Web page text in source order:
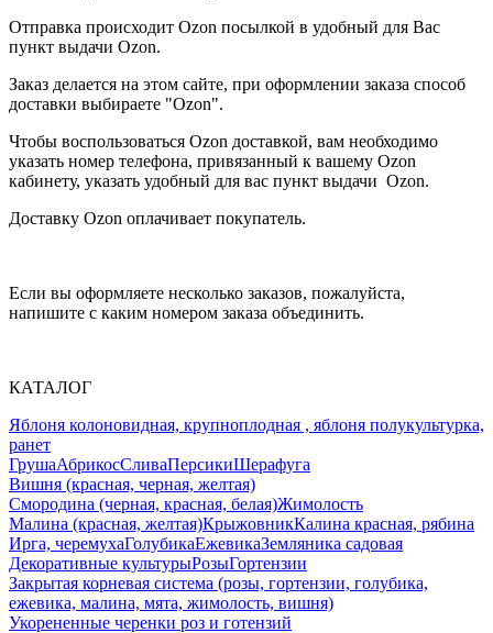
Отправка происходит Ozon посылкой в удобный для Вас
пункт выдачи Ozon.
Заказ делается на этом сайте, при оформлении заказа способ
доставки выбираете "Ozon".
Чтобы воспользоваться Ozon доставкой, вам необходимо
указать номер телефона, привязанный к вашему Ozon
кабинету, указать удобный для вас пункт выдачи Ozon.
Доставку Ozon оплачивает покупатель.
Если вы оформляете несколько заказов, пожалуйста,
напишите с каким номером заказа объединить.
КАТАЛОГ
Яблоня колоновидная, крупноплодная , яблоня полукультурка,
ранет
ГрушаАбрикосСливаПерсикиШерафуга
Вишня (красная, черная, желтая)
Смородина (черная, красная, белая)Жимолость
Малина (красная, желтая)КрыжовникКалина красная, рябина
Ирга, черемухаГолубикаЕжевикаЗемляника садовая
Декоративные культурыРозыГортензии
Закрытая корневая система (розы, гортензии, голубика,
ежевика, малина, мята, жимолость, вишня)
Укорененные черенки роз и готензий